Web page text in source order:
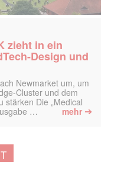
zieht in ein
Design und
Newmarket um, um
Cluster und dem
stärken Die „Medical
…
mehr ➔